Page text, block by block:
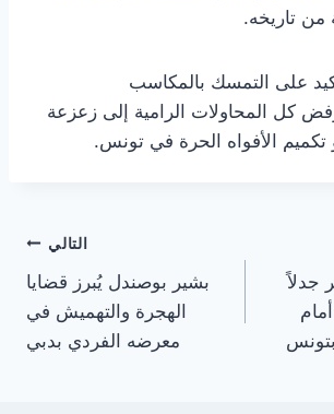
تاريخه.
على التمسك بالمكاسب
كل المحاولات الرامية إلى زعزعة
تكميم الأفواه الحرة في تونس.
جدلاً
بتونس
التالي
بشير بوصندل يُبرز قضايا
الهجرة والتهميش في
معرضه الفردي بدبي